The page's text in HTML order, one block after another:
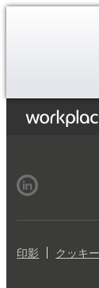
印影 クッキ